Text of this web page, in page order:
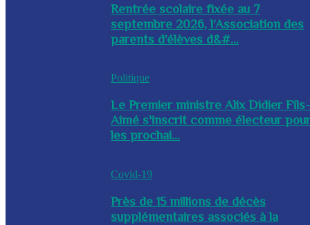
Rentrée scolaire fixée au 7
septembre 2026, l’Association des
parents d’élèves d&#...
Politique
Le Premier ministre Alix Didier Fils-
Aimé s'inscrit comme électeur
les prochai...
Covid-19
Près de 15 millions de décès
supplémentaires associés à la